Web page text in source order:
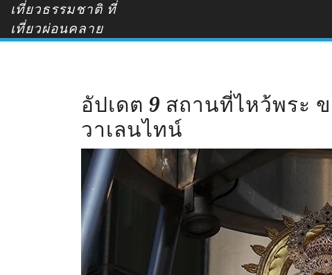
เที่ยวธรรมชาติ ที่
เที่ยวผ่อนคลาย
อัปเดต 9 สถานที่ไหว้พระ
วาเลนไทน์